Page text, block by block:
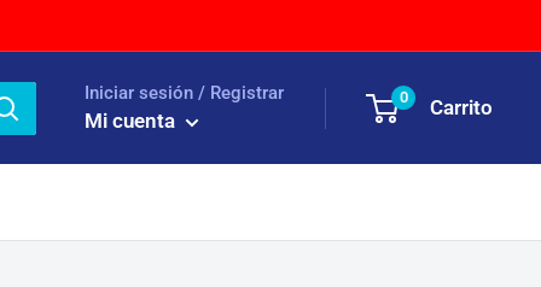
Iniciar sesión / Registrar
Mi cuenta
0 Carrito